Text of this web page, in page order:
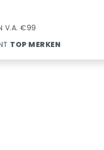
V.A. €99
TOP MERKEN